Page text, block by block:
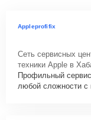
Appleprofifix
Сеть сервисных
техники Apple в
Профильный
любой сложности с